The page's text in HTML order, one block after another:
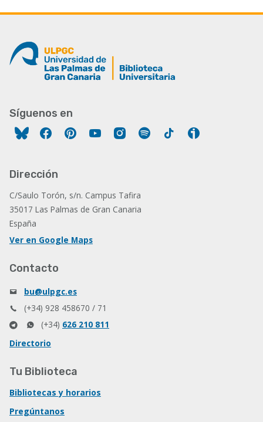
Síguenos en
FacebookPinterestYouTubeInstagram
Spotify Tiktok
Dirección
C/Saulo Torón, s/n. Campus Tafira
35017 Las Palmas de Gran Canaria
España
Ver en Google Maps
Contacto
bu@ulpgc.es
(+34) 928 458670 / 71
(+34) 626 210 811
Directorio
Tu Biblioteca
Bibliotecas y horarios
Pregúntanos